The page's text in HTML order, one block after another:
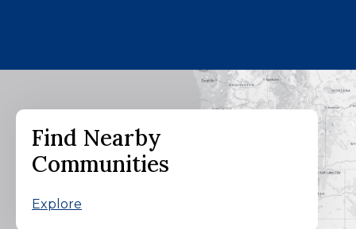
Find Nearby
Communities
Explore